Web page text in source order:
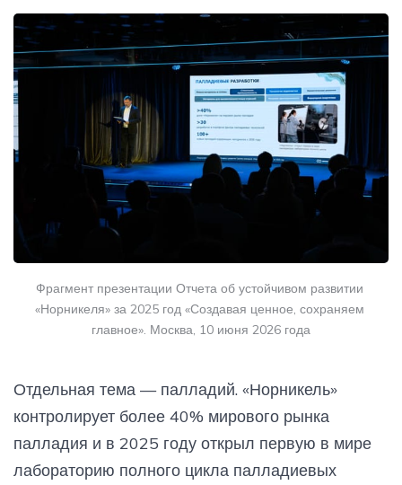
Фрагмент презентации Отчета об устойчивом развитии
«Норникеля» за 2025 год «Создавая ценное, сохраняем
главное». Москва, 10 июня 2026 года
Отдельная тема — палладий. «Норникель»
контролирует более 40% мирового рынка
палладия и в 2025 году открыл первую в мире
лабораторию полного цикла палладиевых